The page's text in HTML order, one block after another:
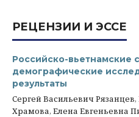
РЕЦЕНЗИИ И ЭССЕ
Российско-вьетнамские
демографические
результаты
Сергей Васильевич
Храмова, Елена Евгеньевна